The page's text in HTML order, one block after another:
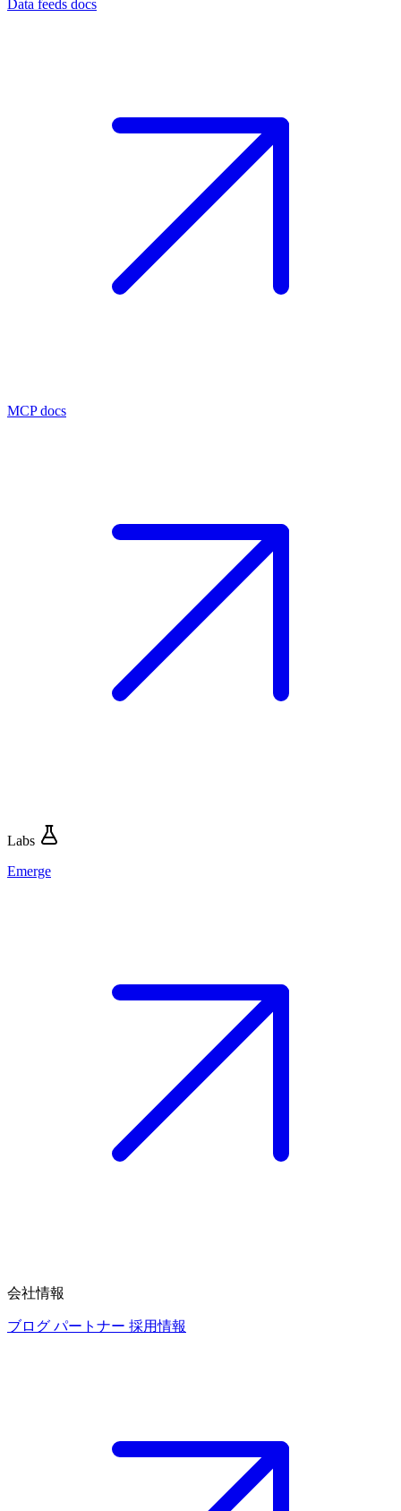
Data feeds docs
MCP docs
Labs
Emerge
会社情報
ブログ パートナー 採用情報